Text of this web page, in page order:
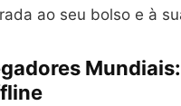
ao seu bolso e à